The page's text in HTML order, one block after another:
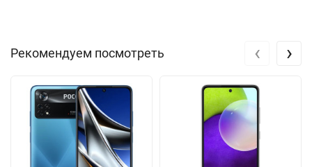
Рекомендуем посмотреть ‹ ›